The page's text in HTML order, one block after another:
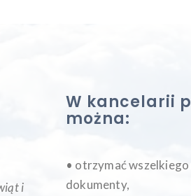
i
W kancelarii
można:
• otrzymać
dokumenty,